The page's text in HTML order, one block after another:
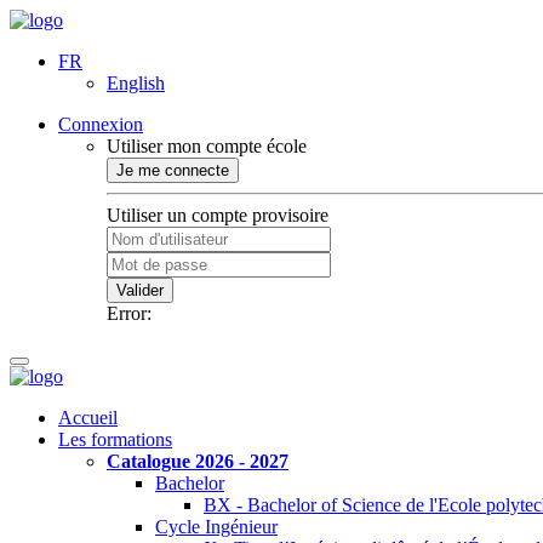
FR
English
Connexion
Utiliser mon compte école
Je me connecte
Utiliser un compte provisoire
Valider
Error:
Accueil
Les formations
Catalogue 2026 - 2027
Bachelor
BX - Bachelor of Science de l'Ecole
Cycle Ingénieur